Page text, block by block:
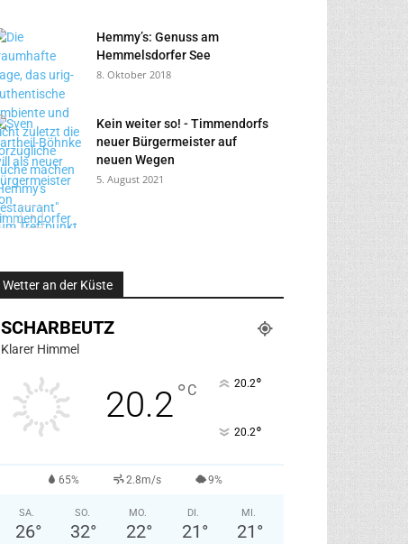
Hemmy’s: Genuss am
Hemmelsdorfer See
8. Oktober 2018
Kein weiter so! - Timmendorfs
neuer Bürgermeister auf
neuen Wegen
5. August 2021
Wetter an der Küste
SCHARBEUTZ
Klarer Himmel
20.2°C 20.2°
20.2°
65% 2.8m/s 9%
SA.
26°
SO.
32°
MO.
22°
DI.
21 °
MI.
21 °